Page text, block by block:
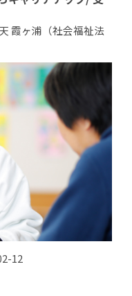
霞ヶ浦（社会福祉法
12